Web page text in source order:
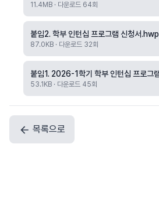
11.4MB · 다운로드 64회
붙임2. 학부 인턴십 프로그램 신청서.hwp
87.0KB · 다운로드 32회
53.1KB · 다운로드 45회
목록으로